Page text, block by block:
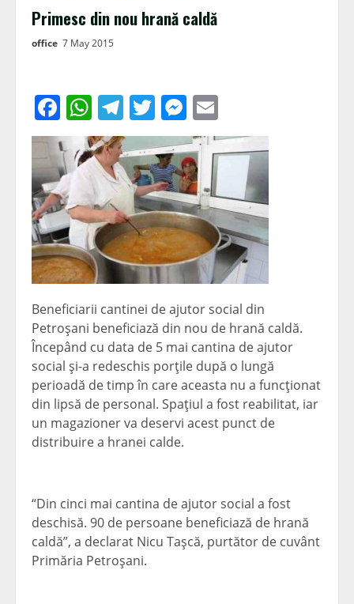
Primesc din nou hrană caldă
office 7 May 2015
Facebook
WhatsApp
Telegram
TwitterMessenger
Beneficiarii cantinei de ajutor social din
Petroşani beneficiază din nou de hrană caldă.
Începând cu data de 5 mai cantina de ajutor
social şi-a redeschis porţile după o lungă
perioadă de timp în care aceasta nu a funcţionat
din lipsă de personal. Spaţiul a fost reabilitat, iar
un magazioner va deservi acest punct de
distribuire a hranei calde.
“Din cinci mai cantina de ajutor social a fost
deschisă. 90 de persoane beneficiază de hrană
caldă”, a declarat Nicu Taşcă, purtător de cuvânt
Primăria Petroşani.